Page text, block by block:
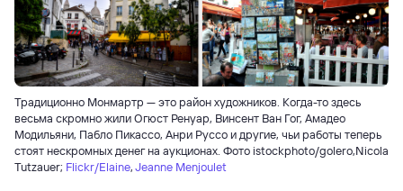
Традиционно Монмартр — это район художников. Когда-то здесь
весьма скромно жили Огюст Ренуар, Винсент Ван Гог, Амадео
Модильяни, Пабло Пикассо, Анри Руссо и другие, чьи работы теперь
стоят нескромных денег на аукционах. Фото istockphoto/golero,Nicola
Tutzauer; Flickr/Elaine,Jeanne Menjoulet